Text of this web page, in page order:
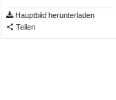
Hauptbild herunterladen
Teilen